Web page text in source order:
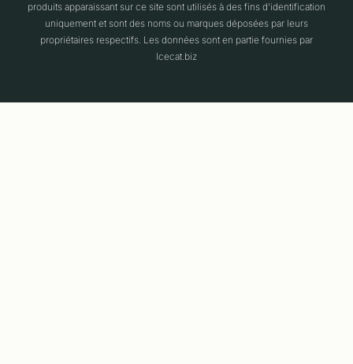
produits apparaissant sur ce site sont utilisés à des fins d'identification
uniquement et sont des noms ou marques déposées par leurs
propriétaires respectifs. Les données sont en partie fournies par
Icecat.biz